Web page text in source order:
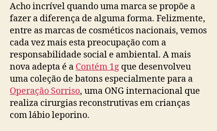
Acho incrível quando uma marca se propõe a
fazer a diferença de alguma forma. Felizmente,
entre as marcas de cosméticos nacionais, vemos
cada vez mais esta preocupação com a
responsabilidade social e ambiental. A mais
nova adepta é a Contém 1g que desenvolveu
uma coleção de batons especialmente para a
Operação Sorriso, uma ONG internacional que
realiza cirurgias reconstrutivas em crianças
com lábio leporino.